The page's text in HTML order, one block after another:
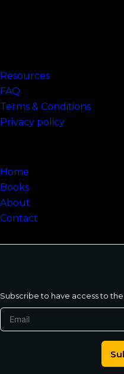
Resources
FAQ
Terms & Conditions
Privacy policy
Home
Books
About
Contact
Subscribe to have access to